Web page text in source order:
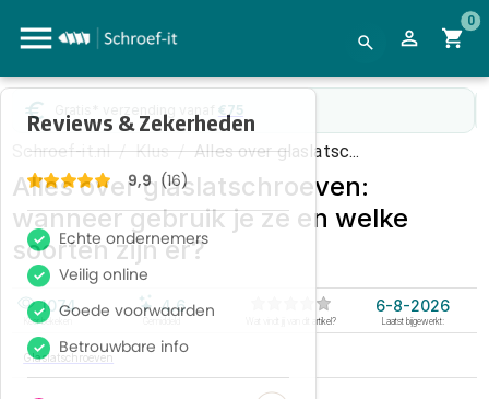
0
WebwinkelKeur gecertificeerd
Schroef-it.nl / Klus / Alles over glaslatsc...
Alles over glaslatschroeven:
wanneer gebruik je ze en welke
soorten zijn er?
1074
Keer bekeken
4.6
Wat vindt jij van dit artikel?
6-8-2026
Laatst bijgewerkt:
Glaslatschroeven